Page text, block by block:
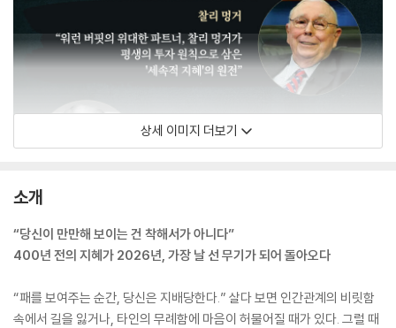
상세 이미지 더보기
소개
“당신이 만만해 보이는 건 착해서가 아니다”
400년 전의 지혜가 2026년, 가장 날 선 무기가 되어 돌아오다
“패를 보여주는 순간, 당신은 지배당한다.” 살다 보면 인간관계의 비릿함
속에서 길을 잃거나, 타인의 무례함에 마음이 허물어질 때가 있다. 그럴 때